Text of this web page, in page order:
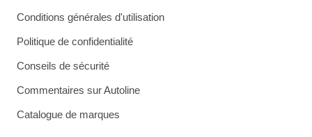
Conditions générales d'utilisation
Politique de confidentialité
Conseils de sécurité
Commentaires sur Autoline
Catalogue de marques